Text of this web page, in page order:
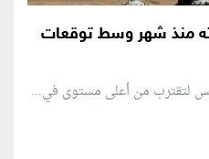
منذ شهر وسط توقعات
لتقترب من أعلى مستوى في...